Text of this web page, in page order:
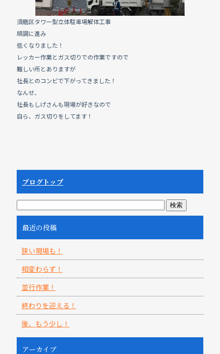
須磨区タワー型立体駐車場解体工事
順調に進み
低くなりました！
レッカー作業とガス切りでの作業ですので
難しい所とありますが
社長とのコンビで下がってきました！
なんせ、
社長もしげさんも現場が好きなので
自ら、ガス切りをしてます！
ブログトップ
最近の投稿
狭い現場も！
相変わらず！
並行作業！
終わりを迎える！
後、もう少し！
アーカイブ